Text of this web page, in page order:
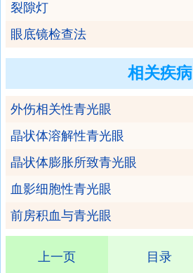
裂隙灯
眼底镜检查法
相关疾病
外伤相关性青光眼
晶状体溶解性青光眼
晶状体膨胀所致青光眼
血影细胞性青光眼
前房积血与青光眼
上一页 目录